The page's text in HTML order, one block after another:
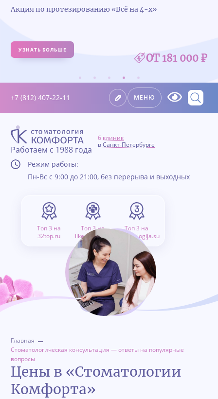
Акция по протезированию «Всё на 4-х»
УЗНАТЬ БОЛЬШЕ
ОТ 181 000 ₽
+7 (812) 407-22-11 МЕНЮ
Работаем с 1988 года
6 клиник
в Санкт-Петербурге
Режим работы:
Пн-Вс с 9:00 до 21:00, без перерыва и выходных
Топ 3 на
32top.ru
Топ 3 на
like.doctor.ru
Топ 3 на
stomatologija.su
Главная
Стоматологическая консультация — ответы на популярные
вопросы
Цены в «Стоматологии
Комфорта»